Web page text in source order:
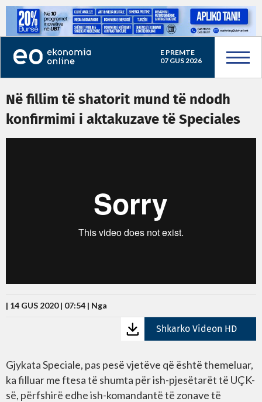
E PREMTE
07 GUS 2026
Në fillim të shatorit mund të ndodh
konfirmimi i aktakuzave të Speciales
| 14 GUS 2020 | 07:54 | Nga
Shkarko Videon HD
Gjykata Speciale, pas pesë vjetëve që është themeluar,
ka filluar me ftesa të shumta për ish-pjesëtarët të UÇK-
së, përfshirë edhe ish-komandantë të zonave të